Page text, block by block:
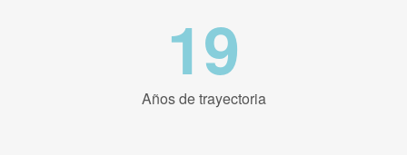
19
Años de trayectoria